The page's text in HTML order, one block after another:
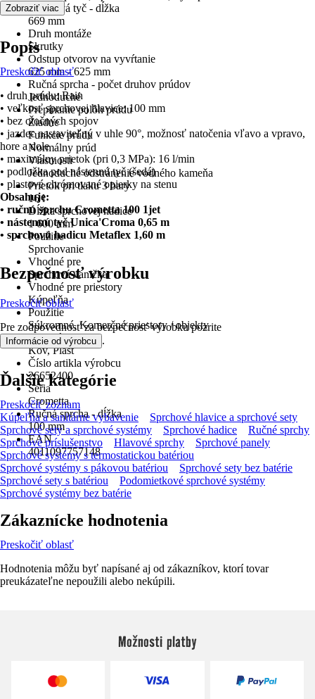
Sprchová tyč - dĺžka
669 mm
Druh montáže
Skrutky
Odstup otvorov na vyvŕtanie
625 mm - 625 mm
Ručná sprcha - počet druhov prúdov
Jednoduché
Prepínanie polôh prúdu
Žiadne
Funkcie prúdu
Normálny prúd
Vlastnosti
Jednoduché odstránenie vodného kameňa
Prietok pri tlaku 3 bary
16 l
Dĺžka sprchovej hadice
1 600 mm
Použitie
Sprchovanie
Vhodné pre
Sprchová vanička
Vhodné pre priestory
Kúpeľňa
Použitie
Súkromné, Komerčné priestory / objekty
Materiál
Kov, Plast
Číslo artikla výrobcu
26652400
Séria
Crometta
Ručná sprcha - dĺžka
100 mm
EAN
4011097757148
Zobraziť viac
Popis
Preskočiť oblasť
• druh prúdu: Rain
• veľkosť sprchovej hlavice: 100 mm
• bez otočných spojov
• jazdec nastaviteľný v uhle 90°, možnosť natočenia vľavo a vpravo,
hore a dole
• maximálny prietok (pri 0,3 MPa): 16 l/min
• podložka pod nástennú tyč (šedá)
• plastové chrómované opierky na stenu
Obsahuje:
• ručnú sprchu Crometta 100 1jet
• nástennú tyč Unica'Croma 0,65 m
• sprchovú hadicu Metaflex 1,60 m
Bezpečnosť výrobku
Preskočiť oblasť
Pre zodpovednosť za bezpečnosť výrobku pozrite
Informácie od výrobcu .
Ďalšie kategórie
Preskočiť zoznam
Kúpeľňa a sanitárne vybavenie
Sprchové hlavice a sprchové sety
Sprchové sety a sprchové systémy
Sprchové hadice
Ručné sprchy
Sprchové príslušenstvo
Hlavové sprchy
Sprchové panely
Sprchové systémy s termostatickou batériou
Sprchové systémy s pákovou batériou
Sprchové sety bez batérie
Sprchové sety s batériou
Podomietkové sprchové systémy
Sprchové systémy bez batérie
Zákaznícke hodnotenia
Preskočiť oblasť
Hodnotenia môžu byť napísané aj od zákazníkov, ktorí tovar
preukázateľne nepoužili alebo nekúpili.
Možnosti platby